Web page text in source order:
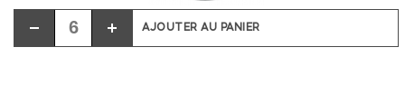
AJOUTER AU PANIER